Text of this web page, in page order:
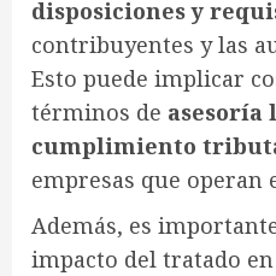
disposiciones y
contribuyentes y las
Esto puede implicar
términos de asesoría
cumplimiento
empresas que operan
Además, es
impacto del tratado